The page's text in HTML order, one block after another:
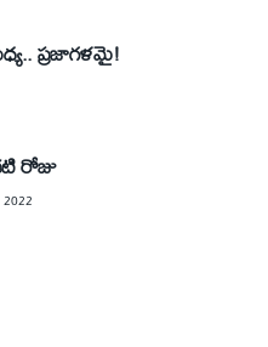
ప్రజాగళమై!
రోజు